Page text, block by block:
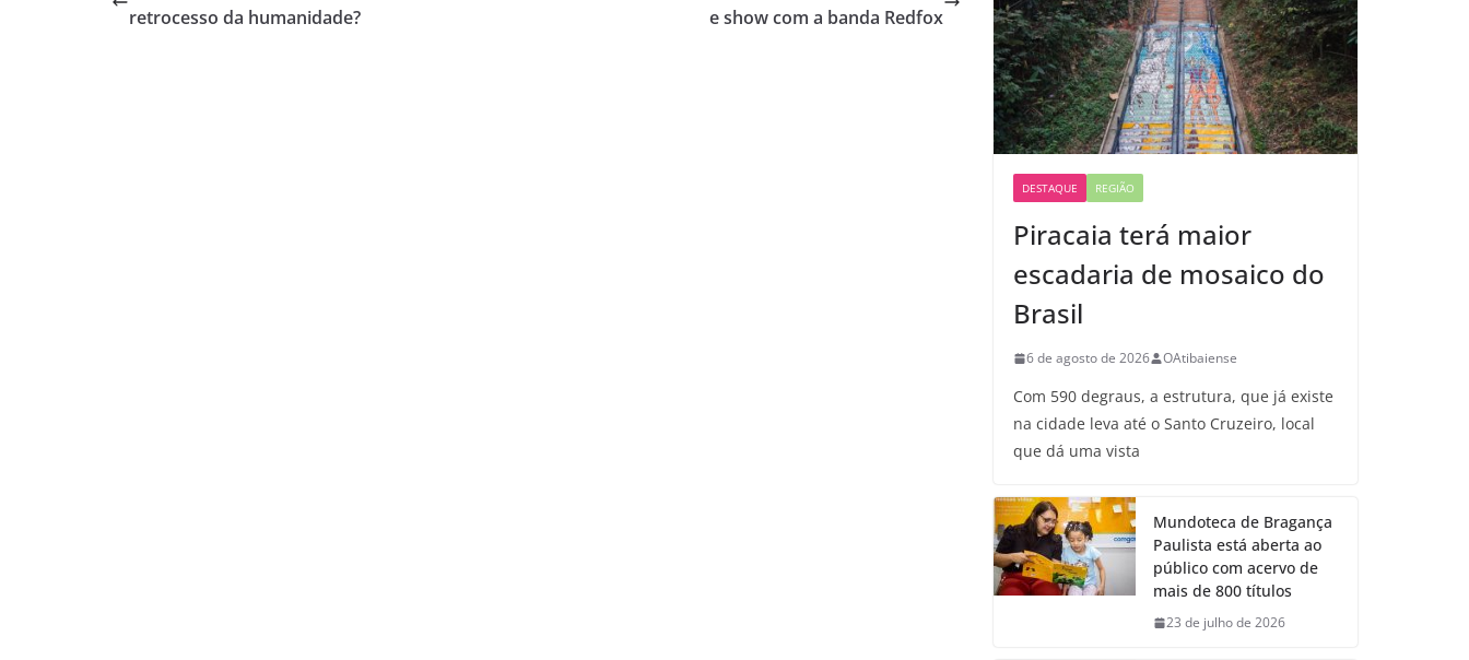
retrocesso da humanidade?
e show com a banda Redfox
DESTAQUE REGIÃO
Piracaia terá maior
escadaria de mosaico do
Brasil
6 de agosto de 2026 OAtibaiense
Com 590 degraus, a estrutura, que já existe
na cidade leva até o Santo Cruzeiro, local
que dá uma vista
Mundoteca de Bragança
Paulista está aberta ao
público com acervo de
mais de 800 títulos
23 de julho de 2026